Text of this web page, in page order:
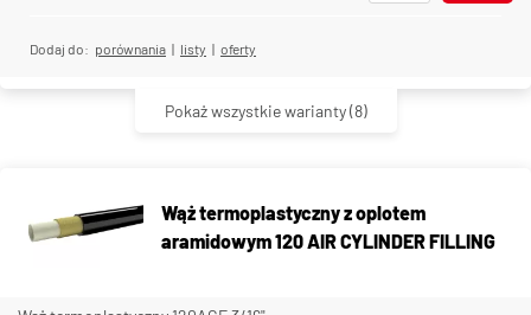
Dodaj do: porównania | listy | oferty
Pokaż wszystkie warianty(8)
Wąż termoplastyczny z oplotem
aramidowym 120 AIR CYLINDER FILLING